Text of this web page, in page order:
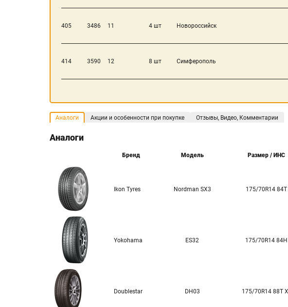
405 3486 11 4 шт Новороссийск
414 3590 12 8 шт Симферополь
Аналоги Акции и особенности при покупке Отзывы, Видео, Комментарии
Аналоги
Бренд Модель Размер / ИНС
Ikon Tyres Nordman SX3 175/70R14 84T
Yokohama ES32 175/70R14 84H
Doublestar DH03 175/70R14 88T